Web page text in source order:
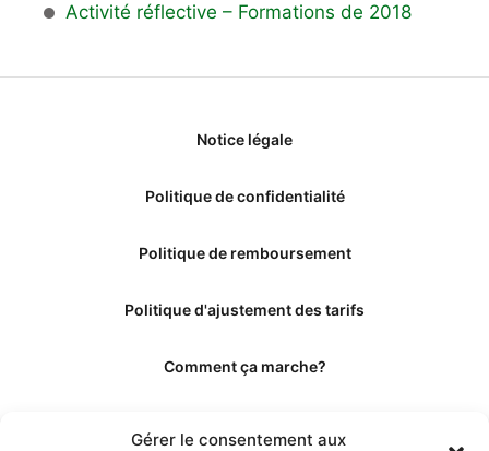
Gérer le consentement aux
Activité réflective – Formations de 2018
Notice légale
Politique de confidentialité
Politique de remboursement
Politique d'ajustement des tarifs
Comment ça marche?